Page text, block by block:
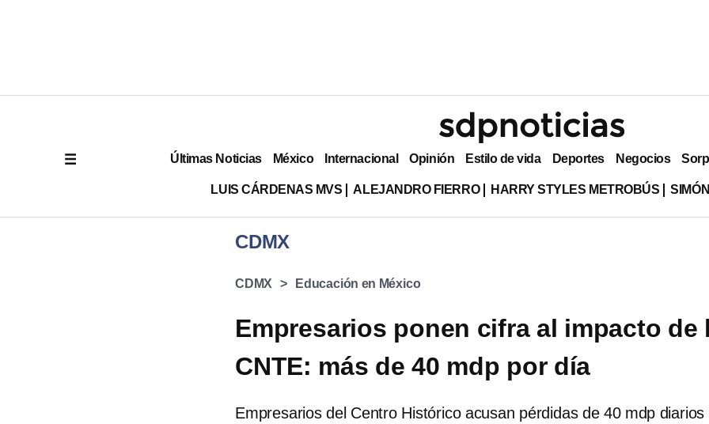
Últimas Noticias México Internacional Opinión Estilo de vida Deportes Negocios
LUIS CÁRDENAS MVS ALEJANDRO FIERRO HARRY STYLES METROBÚS
CDMX
CDMX Educación en México
Empresarios ponen cifra al impacto de
CNTE: más de 40 mdp por día
Empresarios del Centro Histórico acusan pérdidas de 40 mdp diarios